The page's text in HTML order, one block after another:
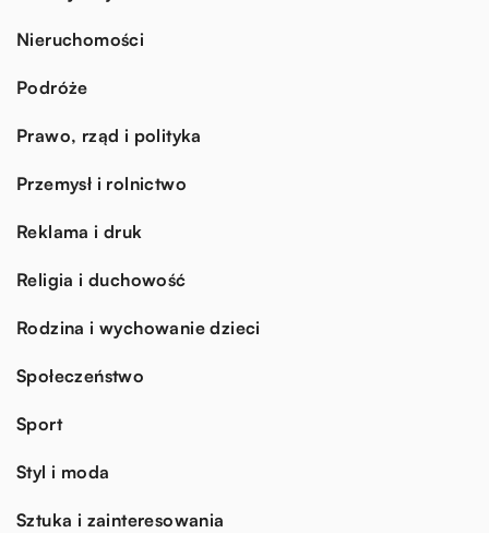
Nieruchomości
Podróże
Prawo, rząd i polityka
Przemysł i rolnictwo
Reklama i druk
Religia i duchowość
Rodzina i wychowanie dzieci
Społeczeństwo
Sport
Styl i moda
Sztuka i zainteresowania